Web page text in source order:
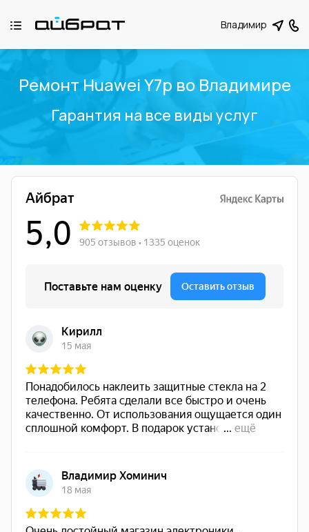
Владимир
Ремонт Huawei Y7p во Владимире
Гарантия на все виды услуг